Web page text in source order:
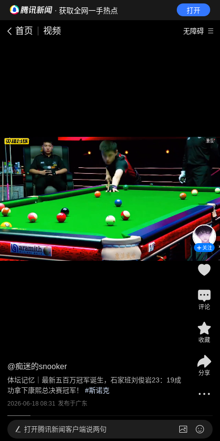
· 获取全网一手热点 打开
首页 视频 无障碍
@痴迷的snooker
体坛记忆｜最新五百万冠军诞生，石家班刘俊岩23：19成
功拿下康熙总决赛冠军！
#斯诺克
2026-06-18 08:31 发布于广东
关注
评论
收藏
分享
打开腾讯新闻客户端说两句